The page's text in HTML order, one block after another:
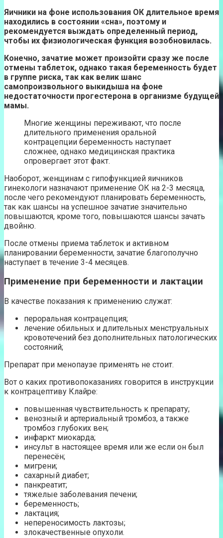
Яичники на фоне использования ОК длительное время
находились в состоянии «сна», поэтому и
рекомендуется выждать определенный период,
чтобы их физиологическая функция возобновилась.
Конечно, зачатие может произойти сразу же после
отмены таблеток, однако такая беременность будет
в группе риска, так как велик шанс
самопроизвольного выкидыша на фоне
недостаточности прогестерона в организме будущей
мамы.
Многие женщины переживают, что после
длительного применения оральной
контрацепции беременность наступает
сложнее, однако медицинская практика
опровергает этот факт.
Наоборот, женщинам с гипофункцией яичников
гинекологи назначают применение ОК на 2-3 месяца,
после чего рекомендуют планировать беременность,
так как шансы на успешное зачатие значительно
повышаются, кроме того, повышаются шансы зачать
двойню.
После отмены приема таблеток и активном
планировании беременности, зачатие благополучно
наступает в течение 3-4 месяцев.
Применение при беременности и лактации
В качестве показания к применению служат:
пероральная контрацепция;
лечение обильных и длительных менструальных
кровотечений без дополнительных патологических
состояний;
Препарат при менопаузе применять не стоит.
Вот о каких противопоказаниях говорится в инструкции
к контрацептиву Клайре:
повышенная чувствительность к препарату;
венозный и артериальный тромбоз, а также
тромбоз глубоких вен;
инфаркт миокарда;
инсульт в настоящее время или же если он был
перенесён;
мигрени;
сахарный диабет;
панкреатит;
тяжелые заболевания печени;
беременность;
лактация;
непереносимость лактозы;
злокачественные опухоли.